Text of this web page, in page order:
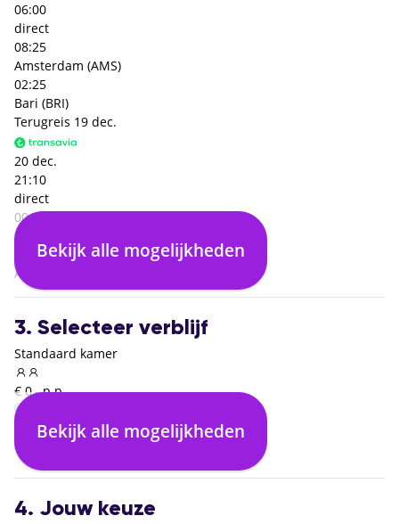
06:00
direct
08:25
Amsterdam (AMS)
02:25
Bari (BRI)
Terugreis 19 dec.
20 dec.
21:10
direct
00:05
Bari (BRI)
02:55
Amsterdam (AMS)
Bekijk alle mogelijkheden
3. Selecteer verblijf
Standaard kamer
€ 0,- p.p.
Inclusief ontbijt
€ 0,- p.p.
Bekijk alle mogelijkheden
4. Jouw keuze